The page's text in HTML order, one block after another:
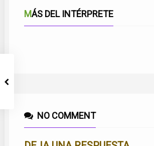
MÁS DEL INTÉRPRETE
Y ME LA ENCONTRÉ ESA NOCHE
MI TIERRA LA MÁS FLAMENCA
AHÍ VA LA LOCA
NO COMMENT